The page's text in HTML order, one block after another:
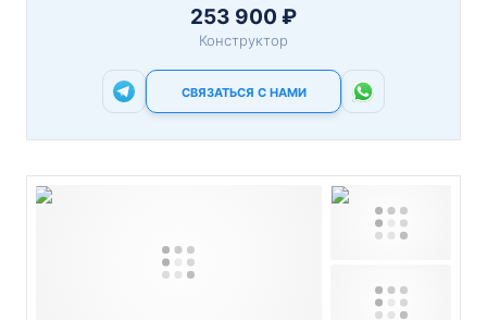
253 900 ₽
Конструктор
СВЯЗАТЬСЯ С НАМИ